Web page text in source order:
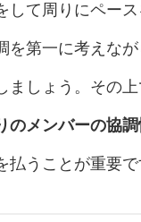
して周りにペー
を第一に考えな
ましょう。その上
のメンバーの協
払うことが重要で